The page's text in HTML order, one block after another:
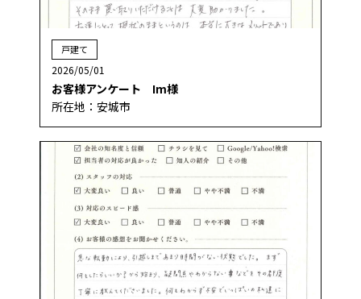
戸建て
2026/05/01
お客様アンケート Im様
所在地：安城市